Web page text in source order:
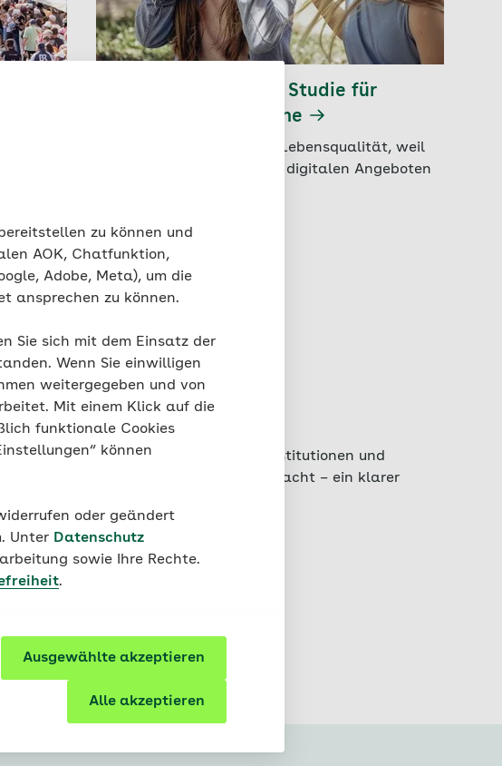
zu können und
AOK, Chatfunktion,
Adobe, Meta), um die
ansprechen zu können.
Sie sich mit dem Einsatz der
Wenn Sie einwilligen
weitergegeben und von
Mit einem Klick auf die
funktionale Cookies
können
oder geändert
Unter Datenschutz
sowie Ihre Rechte.
.
Ausgewählte akzeptieren
Alle akzeptieren
7.
MIGRA-MD: Die neue Studie für
Menschen mit Migräne
MIGRA-MD verbessert die Lebensqualität, weil
sie Facharztbetreuung mit digitalen Angeboten
Service.
Krankenkasse. Verschiedene Institutionen und
Siegeln und Auszeichnungen bedacht – ein klarer